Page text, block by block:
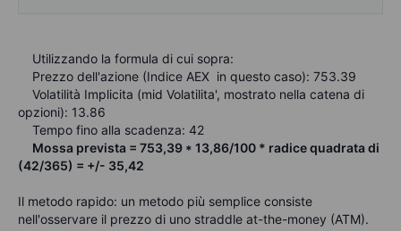
Utilizzando la formula di cui sopra:
Prezzo dell'azione (Indice AEX in questo caso): 753.39
Volatilità Implicita (mid Volatilita', mostrato nella catena di
opzioni): 13.86
Tempo fino alla scadenza: 42
Mossa prevista = 753,39 * 13,86/100 * radice quadrata di
(42/365) = +/- 35,42
Il metodo rapido: un metodo più semplice consiste
nell'osservare il prezzo di uno straddle at-the-money (ATM).